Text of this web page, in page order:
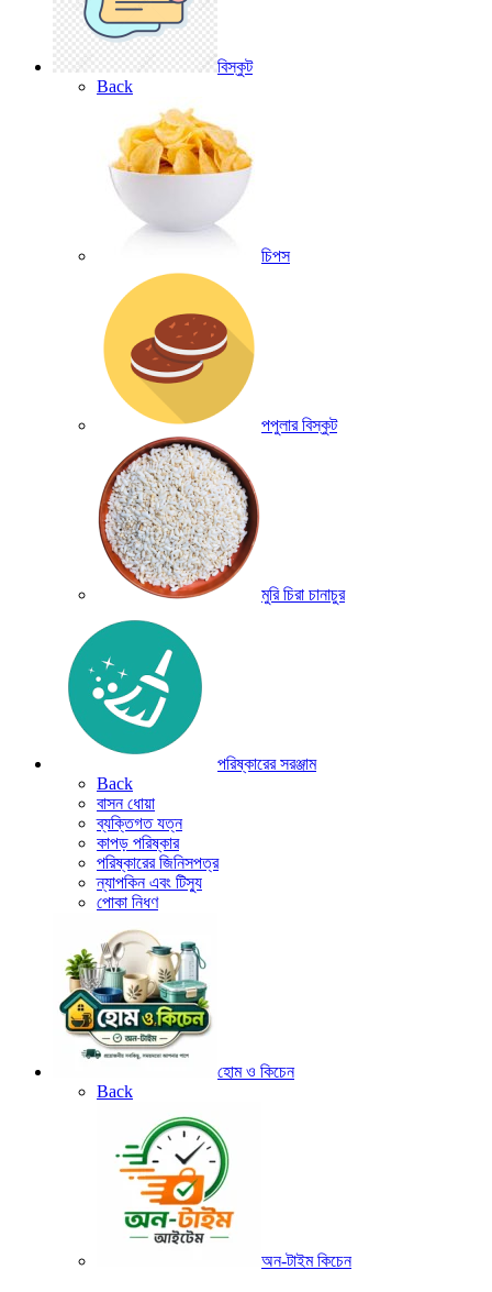
বিস্কুট
Back
চিপস
পপুলার বিস্কুট
মুরি চিরা চানাচুর
পরিষ্কারের সরঞ্জাম
Back
বাসন ধোয়া
ব্যক্তিগত যত্ন
কাপড় পরিষ্কার
পরিষ্কারের জিনিসপত্র
ন্যাপকিন এবং টিস্যু
পোকা নিধণ
হোম ও কিচেন
Back
অন-টাইম কিচেন